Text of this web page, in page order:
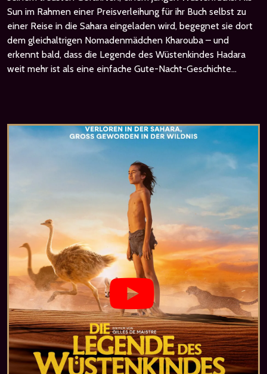
Sun im Rahmen einer Preisverleihung für ihr Buch selbst zu
einer Reise in die Sahara eingeladen wird, begegnet sie dort
dem gleichaltrigen Nomadenmädchen Kharouba – und
erkennt bald, dass die Legende des Wüstenkindes Hadara
weit mehr ist als eine einfache Gute-Nacht-Geschichte…